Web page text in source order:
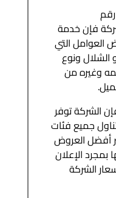
الشركة فإن خدمة
العوامل التي
الشلال ونوع
وغيره من
الشركة توفر
جميع فئات
أفضل العروض
الإعلان
الشركة